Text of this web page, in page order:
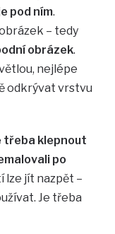
pod ním.
– tedy
obrázek.
nejlépe
odkrývat vrstvu
třeba klepnout
po
lze jít nazpět –
Je třeba